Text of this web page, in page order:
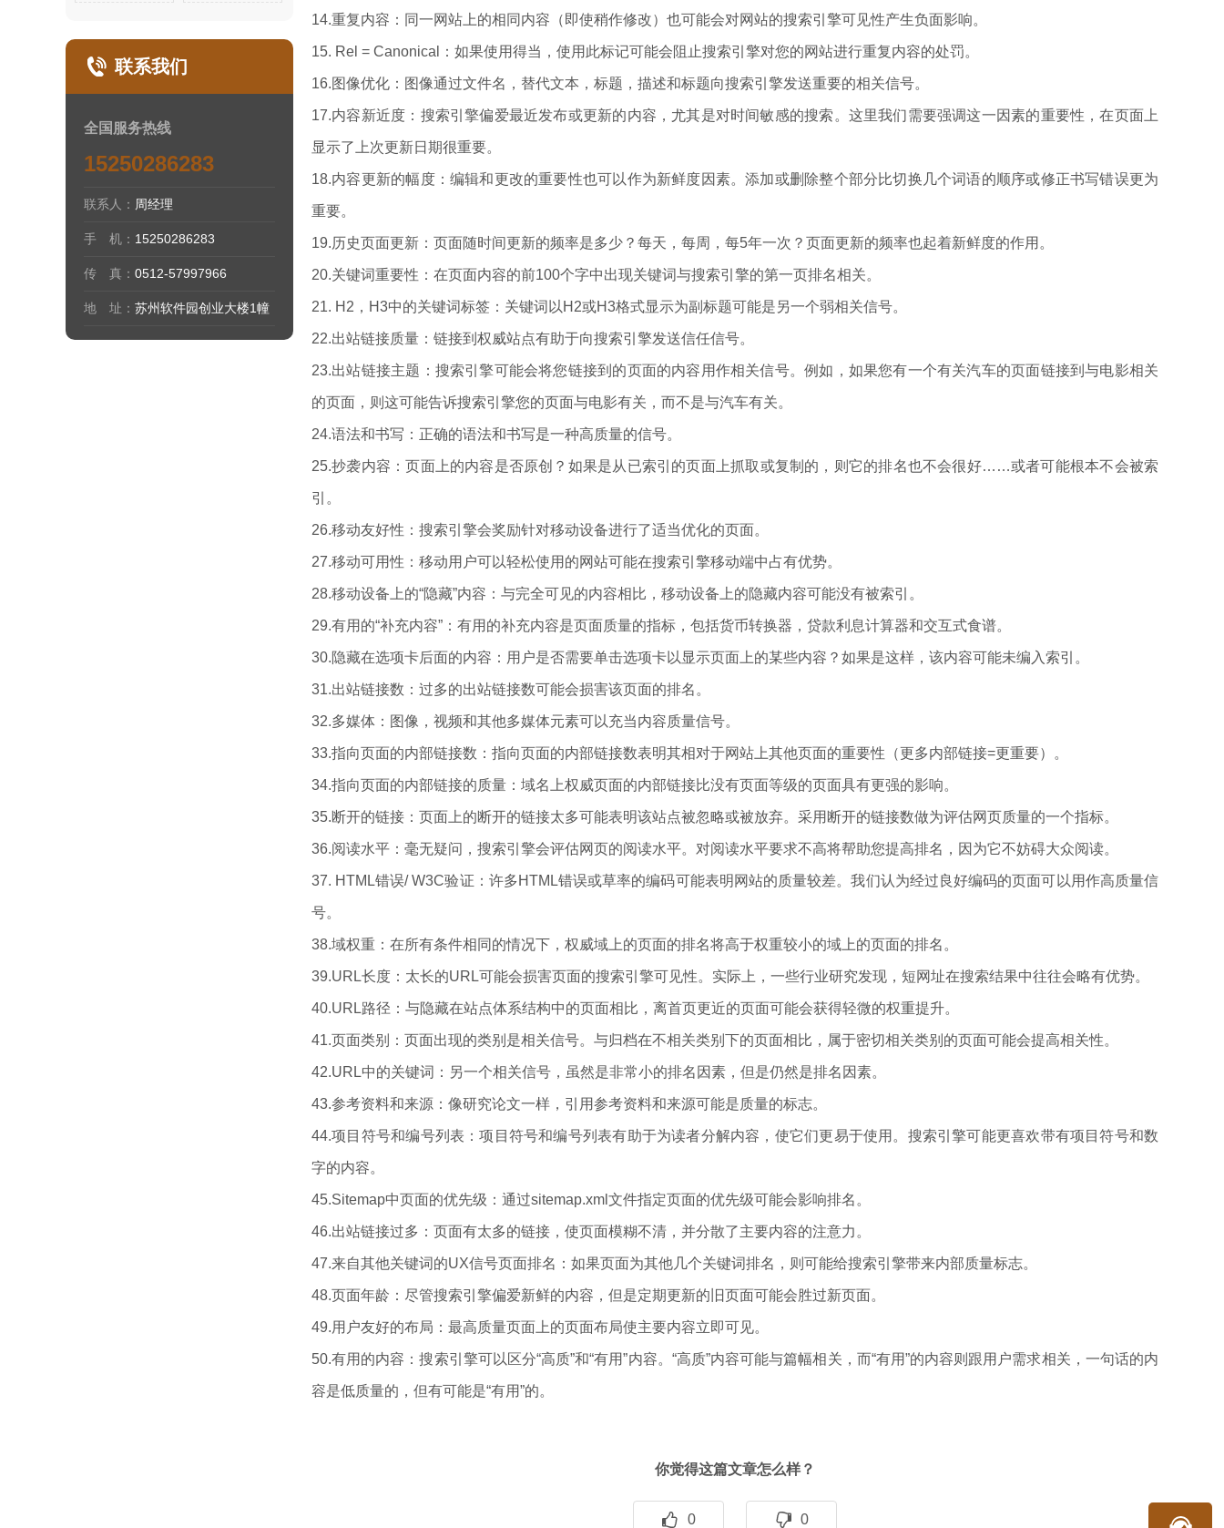
联系我们
全国服务热线
15250286283
联系人： 周经理
手 机： 15250286283
传 真： 0512-57997966
地 址： 苏州软件园创业大楼1幢
14.重复内容：同一网站上的相同内容（即使稍作修改）也可能会对网站的搜索引擎可见性产生负面影响。
15. Rel = Canonical：如果使用得当，使用此标记可能会阻止搜索引擎对您的网站进行重复内容的处罚。
16.图像优化：图像通过文件名，替代文本，标题，描述和标题向搜索引擎发送重要的相关信号。
17.内容新近度：搜索引擎偏爱最近发布或更新的内容，尤其是对时间敏感的搜索。这里我们需要强调这一因素的重要性，在页面上
显示了上次更新日期很重要。
18.内容更新的幅度：编辑和更改的重要性也可以作为新鲜度因素。添加或删除整个部分比切换几个词语的顺序或修正书写错误更为
重要。
19.历史页面更新：页面随时间更新的频率是多少？每天，每周，每5年一次？页面更新的频率也起着新鲜度的作用。
20.关键词重要性：在页面内容的前100个字中出现关键词与搜索引擎的第一页排名相关。
21. H2，H3中的关键词标签：关键词以H2或H3格式显示为副标题可能是另一个弱相关信号。
22.出站链接质量：链接到权威站点有助于向搜索引擎发送信任信号。
23.出站链接主题：搜索引擎可能会将您链接到的页面的内容用作相关信号。例如，如果您有一个有关汽车的页面链接到与电影相关
的页面，则这可能告诉搜索引擎您的页面与电影有关，而不是与汽车有关。
24.语法和书写：正确的语法和书写是一种高质量的信号。
25.抄袭内容：页面上的内容是否原创？如果是从已索引的页面上抓取或复制的，则它的排名也不会很好……或者可能根本不会被索
引。
26.移动友好性：搜索引擎会奖励针对移动设备进行了适当优化的页面。
27.移动可用性：移动用户可以轻松使用的网站可能在搜索引擎移动端中占有优势。
28.移动设备上的“隐藏”内容：与完全可见的内容相比，移动设备上的隐藏内容可能没有被索引。
29.有用的“补充内容”：有用的补充内容是页面质量的指标，包括货币转换器，贷款利息计算器和交互式食谱。
30.隐藏在选项卡后面的内容：用户是否需要单击选项卡以显示页面上的某些内容？如果是这样，该内容可能未编入索引。
31.出站链接数：过多的出站链接数可能会损害该页面的排名。
32.多媒体：图像，视频和其他多媒体元素可以充当内容质量信号。
33.指向页面的内部链接数：指向页面的内部链接数表明其相对于网站上其他页面的重要性（更多内部链接=更重要）。
34.指向页面的内部链接的质量：域名上权威页面的内部链接比没有页面等级的页面具有更强的影响。
35.断开的链接：页面上的断开的链接太多可能表明该站点被忽略或被放弃。采用断开的链接数做为评估网页质量的一个指标。
36.阅读水平：毫无疑问，搜索引擎会评估网页的阅读水平。对阅读水平要求不高将帮助您提高排名，因为它不妨碍大众阅读。
37. HTML错误/ W3C验证：许多HTML错误或草率的编码可能表明网站的质量较差。我们认为经过良好编码的页面可以用作高质量信
号。
38.域权重：在所有条件相同的情况下，权威域上的页面的排名将高于权重较小的域上的页面的排名。
39.URL长度：太长的URL可能会损害页面的搜索引擎可见性。实际上，一些行业研究发现，短网址在搜索结果中往往会略有优势。
40.URL路径：与隐藏在站点体系结构中的页面相比，离首页更近的页面可能会获得轻微的权重提升。
41.页面类别：页面出现的类别是相关信号。与归档在不相关类别下的页面相比，属于密切相关类别的页面可能会提高相关性。
42.URL中的关键词：另一个相关信号，虽然是非常小的排名因素，但是仍然是排名因素。
43.参考资料和来源：像研究论文一样，引用参考资料和来源可能是质量的标志。
44.项目符号和编号列表：项目符号和编号列表有助于为读者分解内容，使它们更易于使用。搜索引擎可能更喜欢带有项目符号和数
字的内容。
45.Sitemap中页面的优先级：通过sitemap.xml文件指定页面的优先级可能会影响排名。
46.出站链接过多：页面有太多的链接，使页面模糊不清，并分散了主要内容的注意力。
47.来自其他关键词的UX信号页面排名：如果页面为其他几个关键词排名，则可能给搜索引擎带来内部质量标志。
48.页面年龄：尽管搜索引擎偏爱新鲜的内容，但是定期更新的旧页面可能会胜过新页面。
49.用户友好的布局：最高质量页面上的页面布局使主要内容立即可见。
50.有用的内容：搜索引擎可以区分“高质”和“有用”内容。“高质”内容可能与篇幅相关，而“有用”的内容则跟用户需求相关，一句话的内
容是低质量的，但有可能是“有用”的。
你觉得这篇文章怎么样？
0 0